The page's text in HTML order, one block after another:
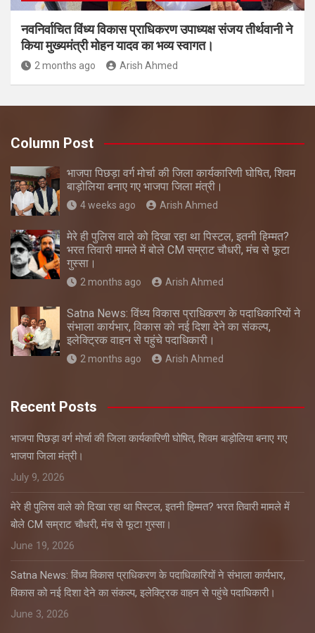
नवनिर्वाचित विंध्य विकास प्राधिकरण उपाध्यक्ष संजय तीर्थवानी ने
किया मुख्यमंत्री मोहन यादव का भव्य स्वागत।
2 months ago Arish Ahmed
Column Post
भाजपा पिछड़ा वर्ग मोर्चा की जिला कार्यकारिणी घोषित, शिवम
बाड़ोलिया बनाए गए भाजपा जिला मंत्री।
4 weeks ago Arish Ahmed
मेरे ही पुलिस वाले को दिखा रहा था पिस्टल, इतनी हिम्मत?
भरत तिवारी मामले में बोले CM सम्राट चौधरी, मंच से फूटा
गुस्सा।
2 months ago Arish Ahmed
Satna News: विंध्य विकास प्राधिकरण के पदाधिकारियों ने
संभाला कार्यभार, विकास को नई दिशा देने का संकल्प,
इलेक्ट्रिक वाहन से पहुंचे पदाधिकारी।
2 months ago Arish Ahmed
Recent Posts
भाजपा पिछड़ा वर्ग मोर्चा की जिला कार्यकारिणी घोषित, शिवम बाड़ोलिया बनाए गए
भाजपा जिला मंत्री।
July 9, 2026
मेरे ही पुलिस वाले को दिखा रहा था पिस्टल, इतनी हिम्मत? भरत तिवारी मामले में
बोले CM सम्राट चौधरी, मंच से फूटा गुस्सा।
June 19, 2026
Satna News: विंध्य विकास प्राधिकरण के पदाधिकारियों ने संभाला कार्यभार,
विकास को नई दिशा देने का संकल्प, इलेक्ट्रिक वाहन से पहुंचे पदाधिकारी।
June 3, 2026